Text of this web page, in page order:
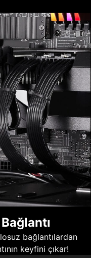
bağlantılardan
keyfini çıkar!